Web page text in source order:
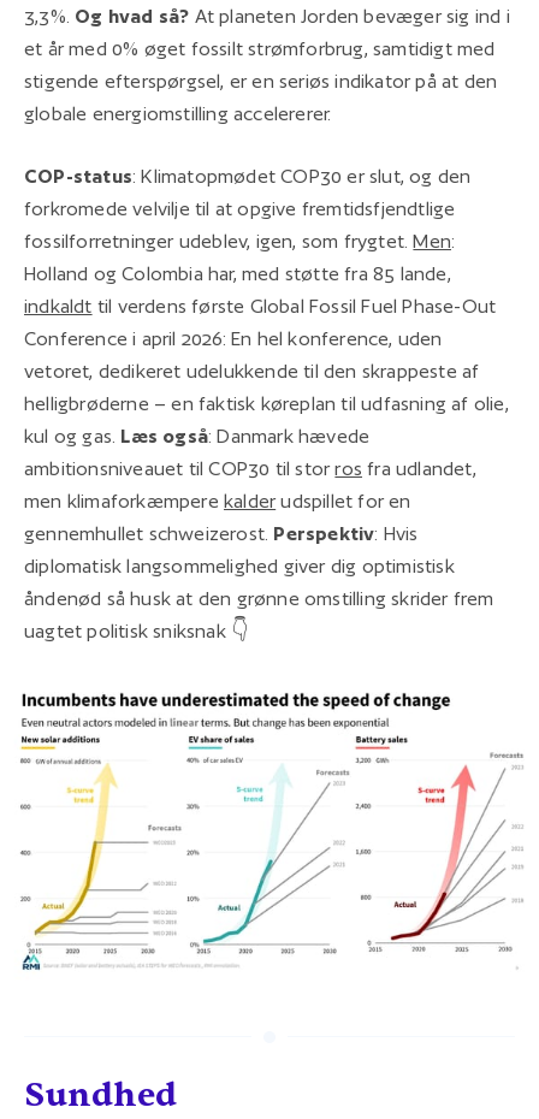
3,3%. Og hvad så? At planeten Jorden bevæger sig ind i
et år med 0% øget fossilt strømforbrug, samtidigt med
stigende efterspørgsel, er en seriøs indikator på at den
globale energiomstilling accelererer.
COP-status: Klimatopmødet COP30 er slut, og den
forkromede velvilje til at opgive fremtidsfjendtlige
fossilforretninger udeblev, igen, som frygtet.Men:
Holland og Colombia har, med støtte fra 85 lande,
indkaldt til verdens første Global Fossil Fuel Phase-Out
Conference i april 2026: En hel konference, uden
vetoret, dedikeret udelukkende til den skrappeste af
helligbrøderne – en faktisk køreplan til udfasning af olie,
kul og gas. Læs også: Danmark hævede
ambitionsniveauet til COP30 til storros fra udlandet,
men klimaforkæmpere kalderudspillet for en
gennemhullet schweizerost. Perspektiv: Hvis
diplomatisk langsommelighed giver dig optimistisk
åndenød så husk at den grønne omstilling skrider frem
uagtet politisk sniksnak 👇
Sundhed